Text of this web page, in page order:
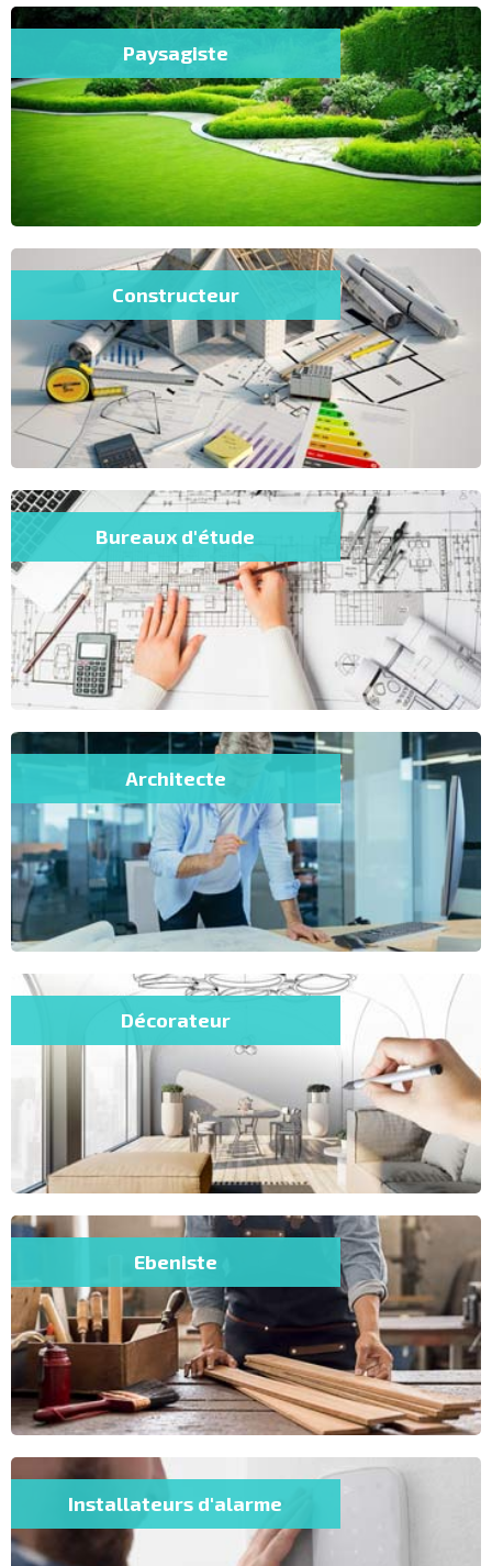
Paysagiste
Constructeur
Bureaux d'étude
Architecte
Décorateur
Ebeniste
Installateurs d'alarme